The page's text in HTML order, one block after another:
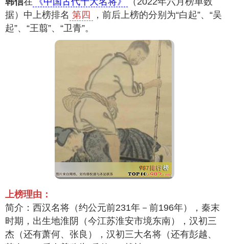
据）中上榜排名 第四
，前后上榜的分别为“白起”、“吴
起”、“王翦”、“卫青”。
上榜理由：
简介：西汉名将（约公元前231年－前196年），秦末
时期，出生地淮阴（今江苏淮安市境东南），汉初三
杰（还有萧何、张良），汉初三大名将（还有彭越、